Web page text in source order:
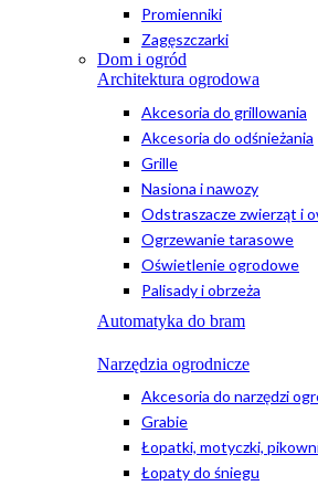
Promienniki
Zagęszczarki
Dom i ogród
Architektura ogrodowa
Akcesoria do grillowania
Akcesoria do odśnieżania
Grille
Nasiona i nawozy
Odstraszacze zwierząt i
Ogrzewanie tarasowe
Oświetlenie ogrodowe
Palisady i obrzeża
Automatyka do bram
Narzędzia ogrodnicze
Akcesoria do narzędzi
Grabie
Łopatki, motyczki,
Łopaty do śniegu